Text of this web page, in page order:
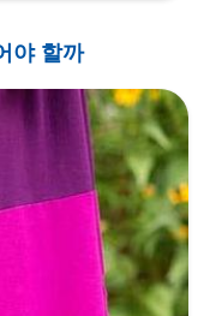
야 할까